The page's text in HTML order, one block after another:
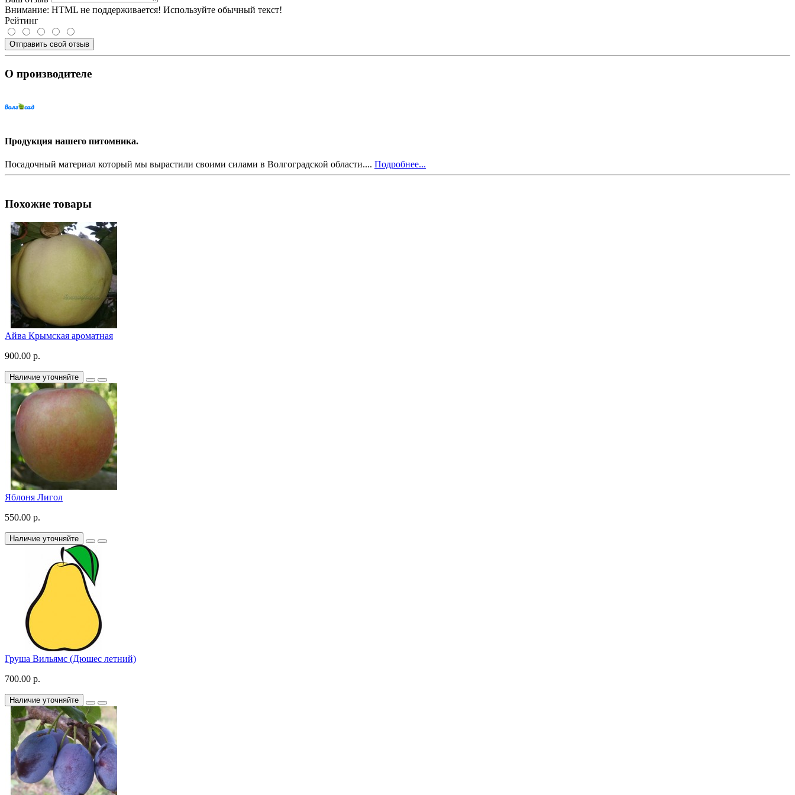
Внимание: HTML не поддерживается! Используйте обычный текст!
Рейтинг
Отправить свой отзыв
О производителе
Продукция нашего питомника.
Посадочный материал который мы вырастили своими силами в Волгоградской области.... Подробнее...
Похожие товары
Айва Крымская ароматная
900.00 р.
Наличие уточняйте
Яблоня Лигол
550.00 р.
Наличие уточняйте
Груша Вильямс (Дюшес летний)
700.00 р.
Наличие уточняйте